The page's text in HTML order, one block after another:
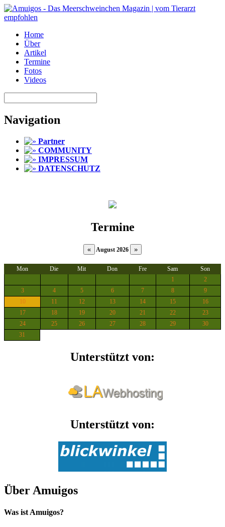
Home
Über
Artikel
Termine
Fotos
Videos
Navigation
Partner
COMMUNITY
IMPRESSUM
DATENSCHUTZ
Termine
August 2026
Mon Die Mit Don Fre Sam
Son
1
2
3
4 5 6 7 8
9
10
11 12 13 14 15
16
17
18 19 20 21 22
23
24
25 26 27 28 29
30
31
Unterstützt von:
Unterstützt von:
Über Amuigos
Was ist Amuigos?